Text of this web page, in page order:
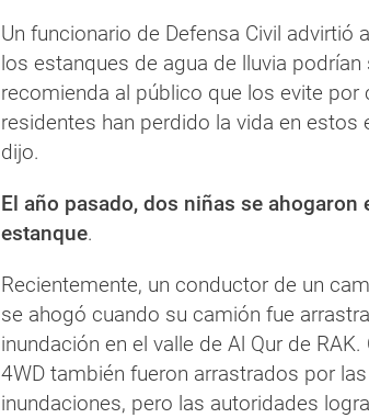
Un funcionario de Defensa Civil advirtió
los estanques de agua de lluvia podrían
recomienda al público que los evite por
residentes han perdido la vida en estos
dijo.
El año pasado, dos niñas se ahogaron
estanque.
Recientemente, un conductor de un
se ahogó cuando su camión fue
inundación en el valle de Al Qur de
4WD también fueron arrastrados por
inundaciones, pero las autoridades